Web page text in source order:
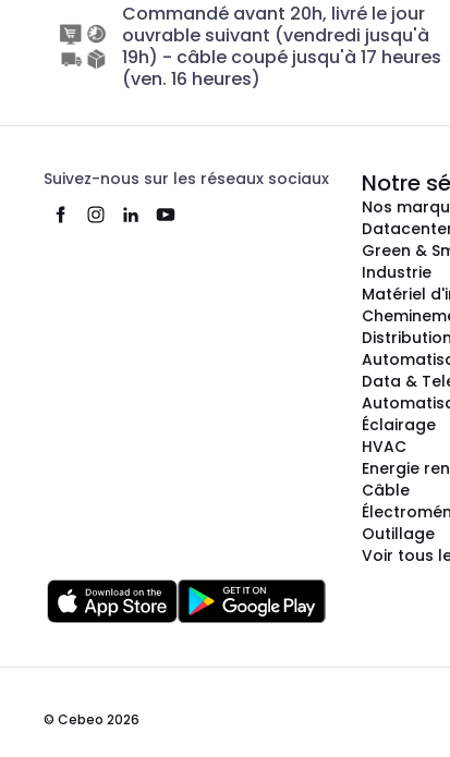
Commandé avant 20h, livré le jour
ouvrable suivant (vendredi jusqu'à
19h) - câble coupé jusqu'à 17 heures
(ven. 16 heures)
Suivez-nous sur les réseaux sociaux Notre
Nos
Green &
Industrie
Matériel
Data &
Éclairage
HVAC
Energie
Câble
Outillage
Voir tous
© Cebeo 2026